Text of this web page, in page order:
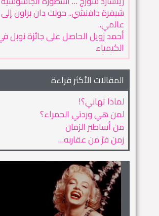
شيفرة دافنشي.. حولت دان براون
عالمي..
أحمد زويل الحاصل على جائزة نوبل
الكيمياء
المقالات الأكثر قراءة
لماذا تهاني؟!
لمن هي وردتي الحمراء؟
من أساطير الزمان
زمن فرّ من عقاربه…